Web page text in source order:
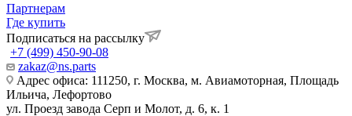
Партнерам
Где купить
Подписаться на рассылку
+7 (499) 450-90-08
zakaz@ns.parts
Адрес офиса: 111250, г. Москва, м. Авиамоторная, Площадь
Ильича, Лефортово
ул. Проезд завода Серп и Молот, д. 6, к. 1